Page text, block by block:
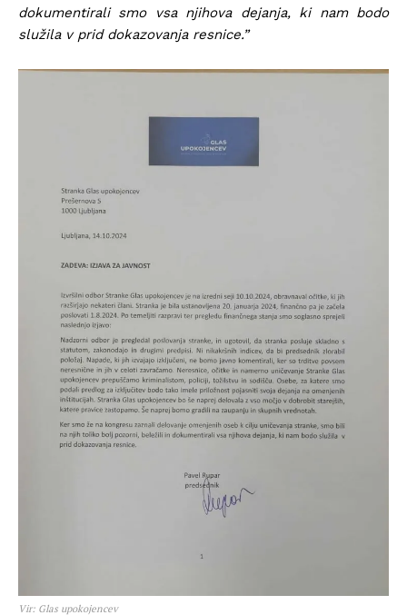
dokumentirali smo vsa njihova dejanja, ki nam bodo
služila v prid dokazovanja resnice.”
Vir: Glas upokojencev